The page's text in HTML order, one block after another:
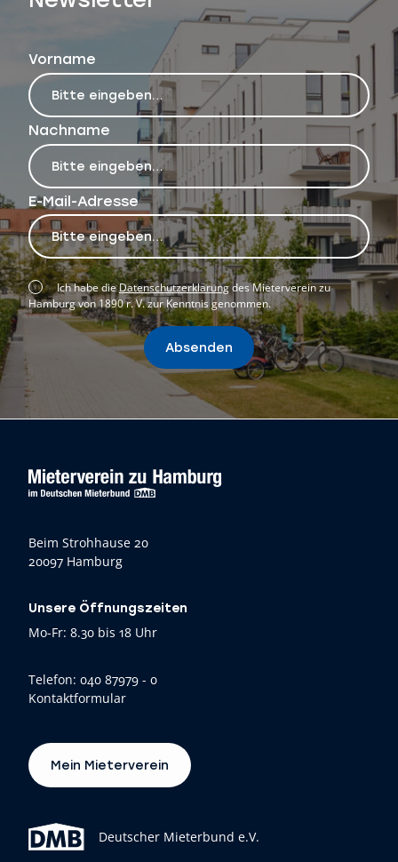
Vorname
Nachname
E-Mail-Adresse
Ich habe dieDatenschutzerklärungdes Mieterverein zu
Hamburg von 1890 r. V. zur Kenntnis genommen.
Absenden
Beim Strohhause 20
20097 Hamburg
Unsere Öffnungszeiten
Mo-Fr: 8.30 bis 18 Uhr
Telefon: 040 87979 - 0
Kontaktformular
Deutscher Mieterbund e.V.
Mein Mieterverein